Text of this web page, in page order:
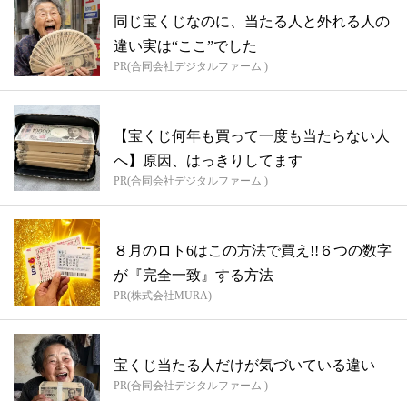
同じ宝くじなのに、当たる人と外れる人の
違い実は“ここ”でした
PR(合同会社デジタルファーム )
【宝くじ何年も買って一度も当たらない人
へ】原因、はっきりしてます
PR(合同会社デジタルファーム )
８月のロト6はこの方法で買え!!６つの数字
が『完全一致』する方法
PR(株式会社MURA)
宝くじ当たる人だけが気づいている違い
PR(合同会社デジタルファーム )